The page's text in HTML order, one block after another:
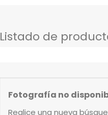
Listado de
Fotografía no
Realice una nueva